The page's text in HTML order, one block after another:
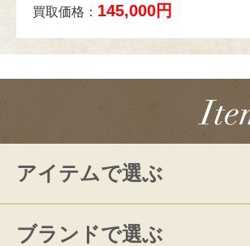
買取価格： 145,000円
アイテムで選ぶ
ブランドで選ぶ